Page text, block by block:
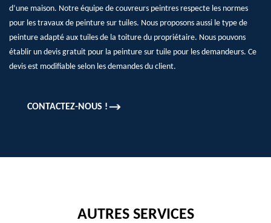
d’une maison. Notre équipe de couvreurs peintres respecte les normes
pour les travaux de peinture sur tuiles. Nous proposons aussi le type de
peinture adapté aux tuiles de la toiture du propriétaire. Nous pouvons
établir un devis gratuit pour la peinture sur tuile pour les demandeurs. Ce
devis est modifiable selon les demandes du client.
CONTACTEZ-NOUS !
AUTRES SERVICES